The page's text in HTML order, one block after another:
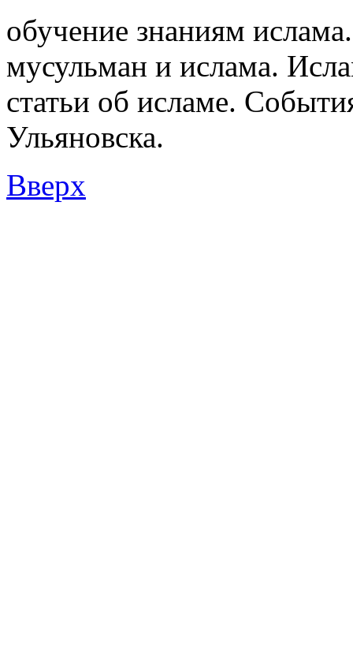
обучение знаниям
мусульман и ислама.
статьи об исламе.
Ульяновска.
Вверх